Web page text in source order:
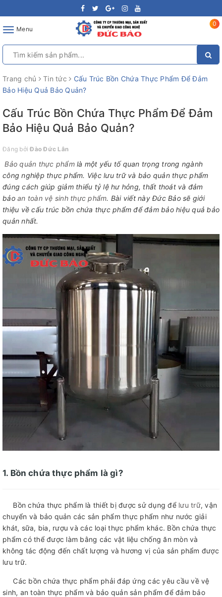
ToggleMenu
0
Trang chủ Tin tức
Cấu Trúc Bồn Chứa Thực Phẩm Để Đảm
Bảo Hiệu Quả Bảo Quản?
Cấu Trúc Bồn Chứa Thực Phẩm Để Đảm
Bảo Hiệu Quả Bảo Quản?
Đăng bởiĐào Đức Lân
Bảo quản thực phẩmlà một yếu tố quan trọng trong ngành
công nghiệp thực phẩm. Việc lưu trữ và bảo quản thực phẩm
đúng cách giúp giảm thiểu tỷ lệ hư hỏng, thất thoát và đảm
bảo an toàn vệ sinh thực phẩm. Bài viết này Đức Bảo sẽ giới
thiệu về cấu trúc bồn chứa thực phẩm để đảm bảo hiệu quả bảo
quản nhất.
1. Bồn chứa thực phẩm là gì?
Bồn chứa thực phẩm là thiết bị được sử dụng để lưu trữ, vận
chuyển và bảo quản các sản phẩm thực phẩm như nước giải
khát, sữa, bia, rượu và các loại thực phẩm khác. Bồn chứa thực
phẩm có thể được làm bằng các vật liệu chống ăn mòn và
không tác động đến chất lượng và hương vị của sản phẩm được
lưu trữ.
Các bồn chứa thực phẩm phải đáp ứng các yêu cầu về vệ
sinh, an toàn thực phẩm và bảo quản sản phẩm để đảm bảo